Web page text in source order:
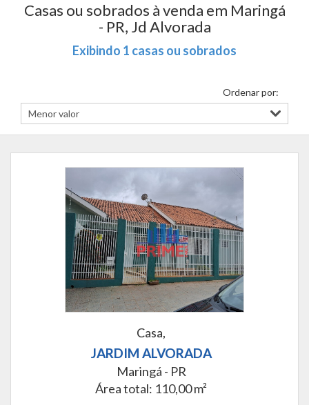
Casas ou sobrados à venda em Maringá
- PR, Jd Alvorada
Exibindo 1 casas ou sobrados
Ordenar por:
Casa,
JARDIM ALVORADA
Maringá - PR
Área total: 110,00 m²